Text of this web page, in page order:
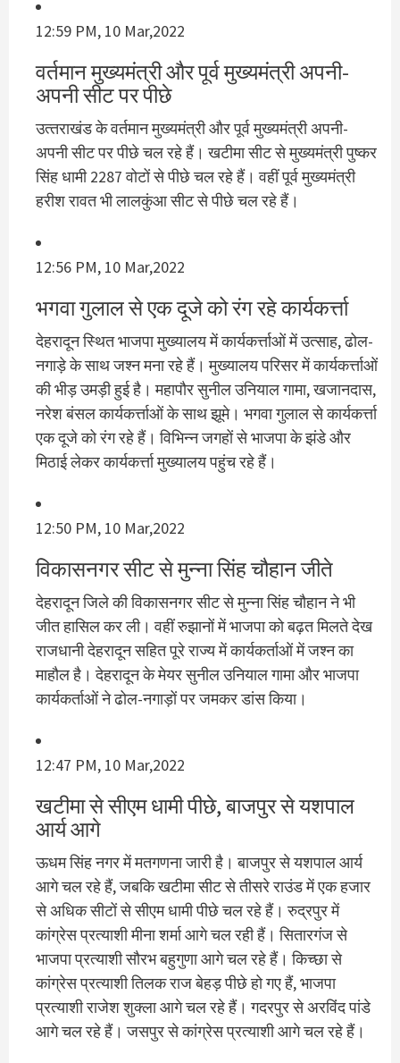
12:59 PM, 10 Mar,2022
वर्तमान मुख्‍यमंत्री और पूर्व मुख्‍यमंत्री अपनी-
अपनी सीट पर पीछे
उत्‍तराखंड के वर्तमान मुख्‍यमंत्री और पूर्व मुख्‍यमंत्री अपनी-
अपनी सीट पर पीछे चल रहे हैं। खटीमा सीट से मुख्‍यमंत्री पुष्‍कर
सिंह धामी 2287 वोटों से पीछे चल रहे हैं। वहीं पूर्व मुख्‍यमंत्री
हरीश रावत भी लालकुंआ सीट से पीछे चल रहे हैं।
12:56 PM, 10 Mar,2022
भगवा गुलाल से एक दूजे को रंग रहे कार्यकर्त्ता
देहरादून स्थित भाजपा मुख्यालय में कार्यकर्त्ताओं में उत्साह, ढोल-
नगाड़े के साथ जश्न मना रहे हैं। मुख्यालय परिसर में कार्यकर्त्ताओं
की भीड़ उमड़ी हुई है। महापौर सुनील उनियाल गामा, खजानदास,
नरेश बंसल कार्यकर्त्ताओं के साथ झूमे। भगवा गुलाल से कार्यकर्त्ता
एक दूजे को रंग रहे हैं। विभिन्न जगहों से भाजपा के झंडे और
मिठाई लेकर कार्यकर्त्ता मुख्यालय पहुंच रहे हैं।
12:50 PM, 10 Mar,2022
विकासनगर सीट से मुन्‍ना सिंह चौहान जीते
देहरादून जिले की विकासनगर सीट से मुन्‍ना सिंह चौहान ने भी
जीत हासिल कर ली। वहीं रुझानों में भाजपा को बढ़त मिलते देख
राजधानी देहरादून सहित पूरे राज्‍य में कार्यकर्ताओं में जश्‍न का
माहौल है। देहरादून के मेयर सुनील उनियाल गामा और भाजपा
कार्यकर्ताओं ने ढोल-नगाड़ों पर जमकर डांस किया।
12:47 PM, 10 Mar,2022
खटीमा से सीएम धामी पीछे, बाजपुर से यशपाल
आर्य आगे
ऊधम सिंह नगर में मतगणना जारी है। बाजपुर से यशपाल आर्य
आगे चल रहे हैं, जबकि खटीमा सीट से तीसरे राउंड में एक हजार
से अधिक सीटों से सीएम धामी पीछे चल रहे हैं। रुद्रपुर में
कांग्रेस प्रत्याशी मीना शर्मा आगे चल रही हैं। सितारगंज से
भाजपा प्रत्याशी सौरभ बहुगुणा आगे चल रहे हैं। किच्छा से
कांग्रेस प्रत्याशी तिलक राज बेहड़ पीछे हो गए हैं, भाजपा
प्रत्याशी राजेश शुक्ला आगे चल रहे हैं। गदरपुर से अरविंद पांडे
आगे चल रहे हैं। जसपुर से कांग्रेस प्रत्याशी आगे चल रहे हैं।